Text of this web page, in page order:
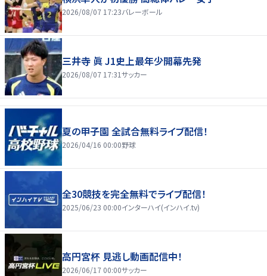
2026/08/07 17:23バレーボール
三井寺 眞 J1史上最年少開幕先発
2026/08/07 17:31サッカー
夏の甲子園 全試合無料ライブ配信！
2026/04/16 00:00野球
全30競技を完全無料でライブ配信！
2025/06/23 00:00インターハイ(インハイ.tv)
高円宮杯 見逃し動画配信中！
2026/06/17 00:00サッカー